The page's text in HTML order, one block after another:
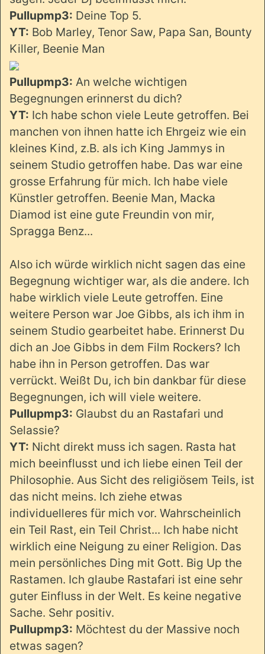
Pullupmp3: Deine Top 5.
YT: Bob Marley, Tenor Saw, Papa San, Bounty
Killer, Beenie Man
Pullupmp3: An welche wichtigen
Begegnungen erinnerst du dich?
YT: Ich habe schon viele Leute getroffen. Bei
manchen von ihnen hatte ich Ehrgeiz wie ein
kleines Kind, z.B. als ich King Jammys in
seinem Studio getroffen habe. Das war eine
grosse Erfahrung für mich. Ich habe viele
Künstler getroffen. Beenie Man, Macka
Diamod ist eine gute Freundin von mir,
Spragga Benz...
Also ich würde wirklich nicht sagen das eine
Begegnung wichtiger war, als die andere. Ich
habe wirklich viele Leute getroffen. Eine
weitere Person war Joe Gibbs, als ich ihm in
seinem Studio gearbeitet habe. Erinnerst Du
dich an Joe Gibbs in dem Film Rockers? Ich
habe ihn in Person getroffen. Das war
verrückt. Weißt Du, ich bin dankbar für diese
Begegnungen, ich will viele weitere.
Pullupmp3: Glaubst du an Rastafari und
Selassie?
YT: Nicht direkt muss ich sagen. Rasta hat
mich beeinflusst und ich liebe einen Teil der
Philosophie. Aus Sicht des religiösem Teils, ist
das nicht meins. Ich ziehe etwas
individuelleres für mich vor. Wahrscheinlich
ein Teil Rast, ein Teil Christ... Ich habe nicht
wirklich eine Neigung zu einer Religion. Das
mein persönliches Ding mit Gott. Big Up the
Rastamen. Ich glaube Rastafari ist eine sehr
guter Einfluss in der Welt. Es keine negative
Sache. Sehr positiv.
Pullupmp3: Möchtest du der Massive noch
etwas sagen?